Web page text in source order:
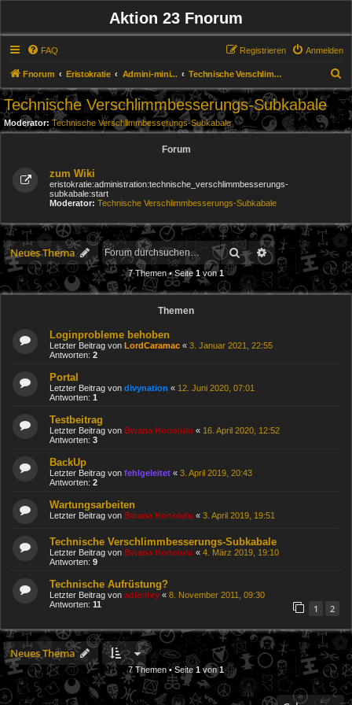
Aktion 23 Fnorum
FAQ Anmelden
Registrieren
Fnorum Eristokratie Admini-mini... Technische Verschlimmbesserungs-Subkabale
u
h
Technische Verschlimmbesserungs-Subkabale
Moderator: Technische Verschlimmbesserungs-Subkabale
Forum
zum Wiki
eristokratie:administration:technische_verschlimmbesserungs-
subkabale:start
Moderator: Technische Verschlimmbesserungs-Subkabale
Neues Thema SucheErweiterte Suche
7 Themen • Seite 1 von1
Themen
Loginprobleme behoben
Letzter Beitrag von LordCaramac « 3. Januar 2021, 22:55
Antworten: 2
Portal
Letzter Beitrag von divynation « 12. Juni 2020, 07:01
Antworten: 1
Testbeitrag
Letzter Beitrag von Bwana Honolulu « 16. April 2020, 12:52
Antworten: 3
BackUp
Letzter Beitrag von fehlgeleitet « 3. April 2019, 20:43
Antworten: 2
Wartungsarbeiten
Letzter Beitrag von Bwana Honolulu « 3. April 2019, 19:51
Technische Verschlimmbesserungs-Subkabale
Letzter Beitrag von Bwana Honolulu « 4. März 2019, 19:10
Antworten: 9
Technische Aufrüstung?
Letzter Beitrag von adleritey « 8. November 2011, 09:30
Antworten: 11 1 2
Neues Thema
7 Themen • Seite1 von1